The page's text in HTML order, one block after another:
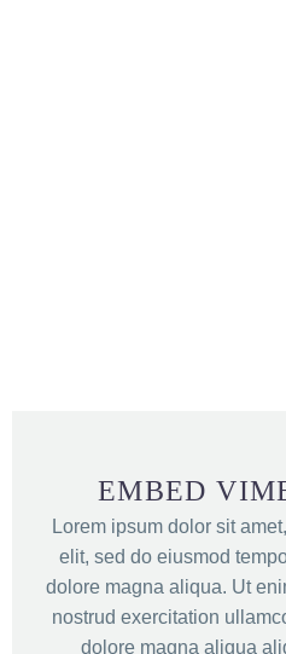
EMBED
Lorem ipsum dolor sit
elit, sed do eiusmod
dolore magna aliqua. Ut
nostrud exercitation
dolore magna aliqua